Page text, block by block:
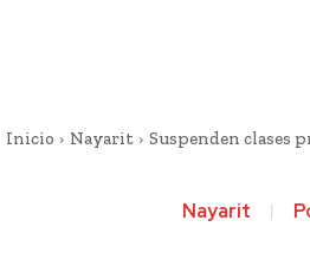
Inicio Nayarit Suspenden clases
Nayarit